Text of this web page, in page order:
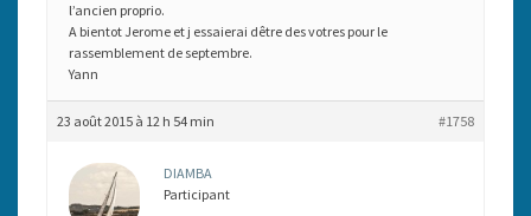
l’ancien proprio.
A bientot Jerome et j essaierai dêtre des votres pour le
rassemblement de septembre.
Yann
23 août 2015 à 12 h 54 min #1758
DIAMBA
Participant